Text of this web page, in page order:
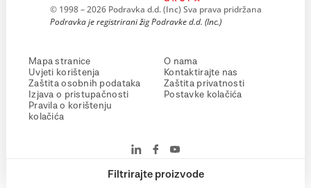
Filtrirajte proizvode
© 1998 – 2026 Podravka d.d. (Inc) Sva prava pridržana
Podravka je registrirani žig Podravke d.d. (Inc.)
Mapa stranice
Uvjeti korištenja
Zaštita osobnih podataka
Izjava o pristupačnosti
Pravila o korištenju
kolačića
O nama
Kontaktirajte nas
Zaštita privatnosti
Postavke kolačića